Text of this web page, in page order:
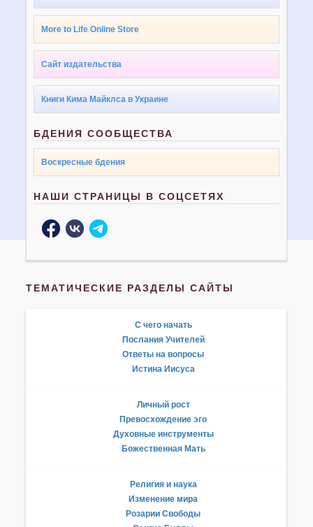
More to Life Online Store
Сайт издательства
Книги Кима Майклса в Украине
БДЕНИЯ СООБЩЕСТВА
Воскресные бдения
НАШИ СТРАНИЦЫ В СОЦСЕТЯХ
ТЕМАТИЧЕСКИЕ РАЗДЕЛЫ САЙТЫ
С чего начать
Послания Учителей
Ответы на вопросы
Истина Иисуса
Личный рост
Превосхождение эго
Духовные инструменты
Божественная Мать
Религия и наука
Изменение мира
Розарии Свободы